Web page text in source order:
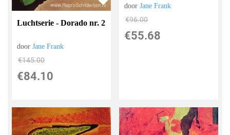
Luchtserie - Dorado nr. 2
doorJane Frank
€145.00
€84.10
doorJane Frank
€96.00
€55.68